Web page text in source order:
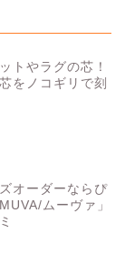
トやラグの芯！
をノコギリで刻
オーダーならぴ
ムーヴァ」